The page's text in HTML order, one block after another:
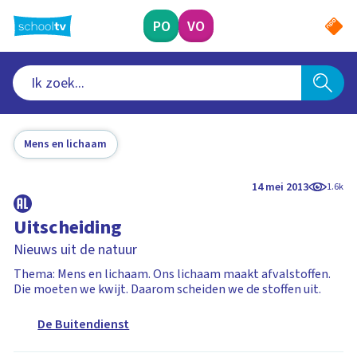
naar
hoofdinhoud
PO VO
Mens en lichaam
14 mei 2013 1.6k
Uitscheiding
Nieuws uit de natuur
Thema: Mens en lichaam. Ons lichaam maakt afvalstoffen.
Die moeten we kwijt. Daarom scheiden we de stoffen uit.
De Buitendienst